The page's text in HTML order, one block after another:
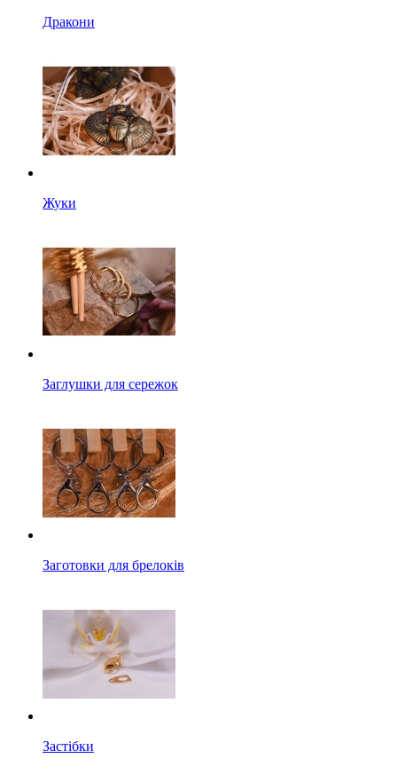
Дракони
Жуки
Заглушки для сережок
Заготовки для брелоків
Застібки